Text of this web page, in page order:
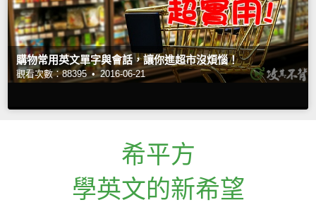
購物常用英文單字與會話，讓你進超市沒煩惱！
觀看次數：88395 • 2016-06-21
希平方
學英文的新希望